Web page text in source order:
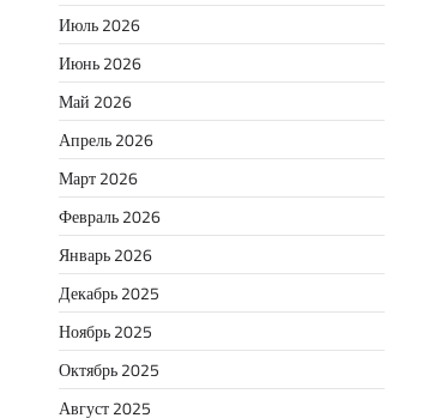
Июль 2026
Июнь 2026
Май 2026
Апрель 2026
Март 2026
Февраль 2026
Январь 2026
Декабрь 2025
Ноябрь 2025
Октябрь 2025
Август 2025